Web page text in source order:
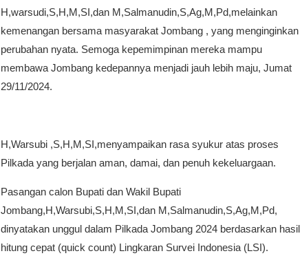
H,warsudi,S,H,M,SI,dan M,Salmanudin,S,Ag,M,Pd,melainkan
kemenangan bersama masyarakat Jombang , yang menginginkan
perubahan nyata. Semoga kepemimpinan mereka mampu
membawa Jombang kedepannya menjadi jauh lebih maju, Jumat
29/11/2024.
H,Warsubi ,S,H,M,SI,menyampaikan rasa syukur atas proses
Pilkada yang berjalan aman, damai, dan penuh kekeluargaan.
Pasangan calon Bupati dan Wakil Bupati
Jombang,H,Warsubi,S,H,M,SI,dan M,Salmanudin,S,Ag,M,Pd,
dinyatakan unggul dalam Pilkada Jombang 2024 berdasarkan hasil
hitung cepat (quick count) Lingkaran Survei Indonesia (LSI).